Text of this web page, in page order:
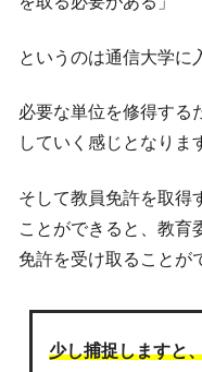
というのは通信大学に
必要な単位を修得する
していく感じとなりま
そして教員免許を取得
ことができると、教育
免許を受け取ることが
少し捕捉しますと